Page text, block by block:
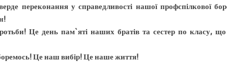
переконання у справедливості нашої профспілкової
Це день пам`яті наших братів та сестер по класу, що
Це наш вибір! Це наше життя!